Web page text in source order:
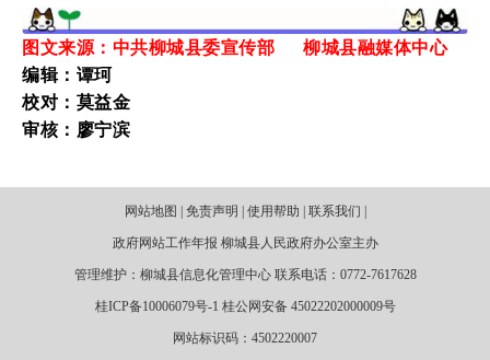
图文来源：中共柳城县委宣传部 柳城县融媒体中心
编辑：谭珂
校对：莫益金
审核：廖宁滨
网站地图 | 免责声明 | 使用帮助 | 联系我们 |
政府网站工作年报 柳城县人民政府办公室主办
管理维护：柳城县信息化管理中心 联系电话：0772-7617628
桂ICP备10006079号-1 桂公网安备 45022202000009号
网站标识码：4502220007